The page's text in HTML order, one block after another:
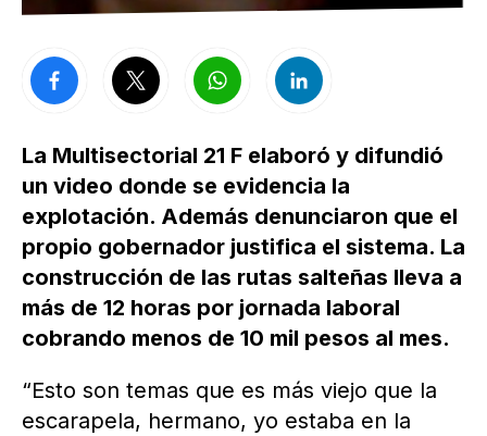
La Multisectorial 21 F elaboró y difundió
un video donde se evidencia la
explotación. Además denunciaron que el
propio gobernador justifica el sistema. La
construcción de las rutas salteñas lleva a
más de 12 horas por jornada laboral
cobrando menos de 10 mil pesos al mes.
“Esto son temas que es más viejo que la
escarapela, hermano, yo estaba en la